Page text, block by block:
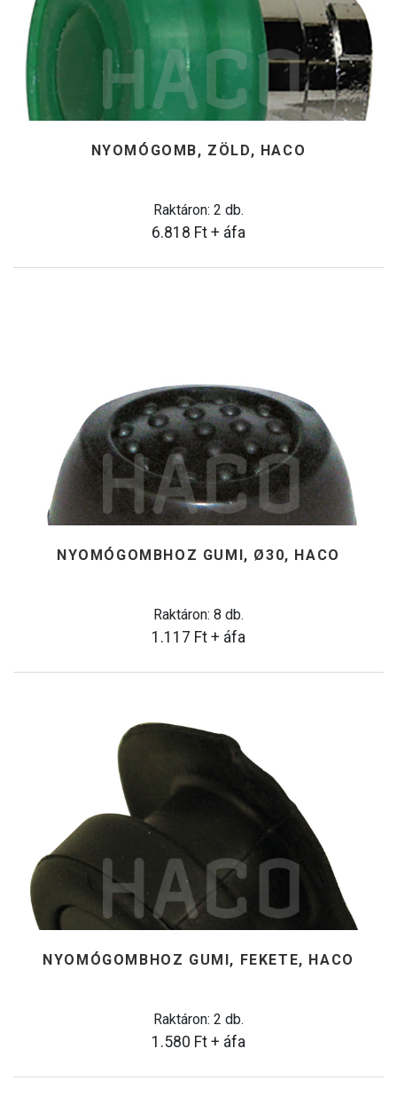
NYOMÓGOMB, ZÖLD, HACO
Raktáron: 2 db.
6.818 Ft + áfa
NYOMÓGOMBHOZ GUMI, Ø30, HACO
Raktáron: 8 db.
1.117 Ft + áfa
NYOMÓGOMBHOZ GUMI, FEKETE, HACO
Raktáron: 2 db.
1.580 Ft + áfa